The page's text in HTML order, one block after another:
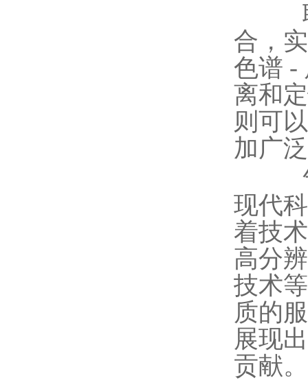
联
合，
色谱 -
离和
则可
加广
气
现代
着技
高分
技术
质的
展现
贡献。